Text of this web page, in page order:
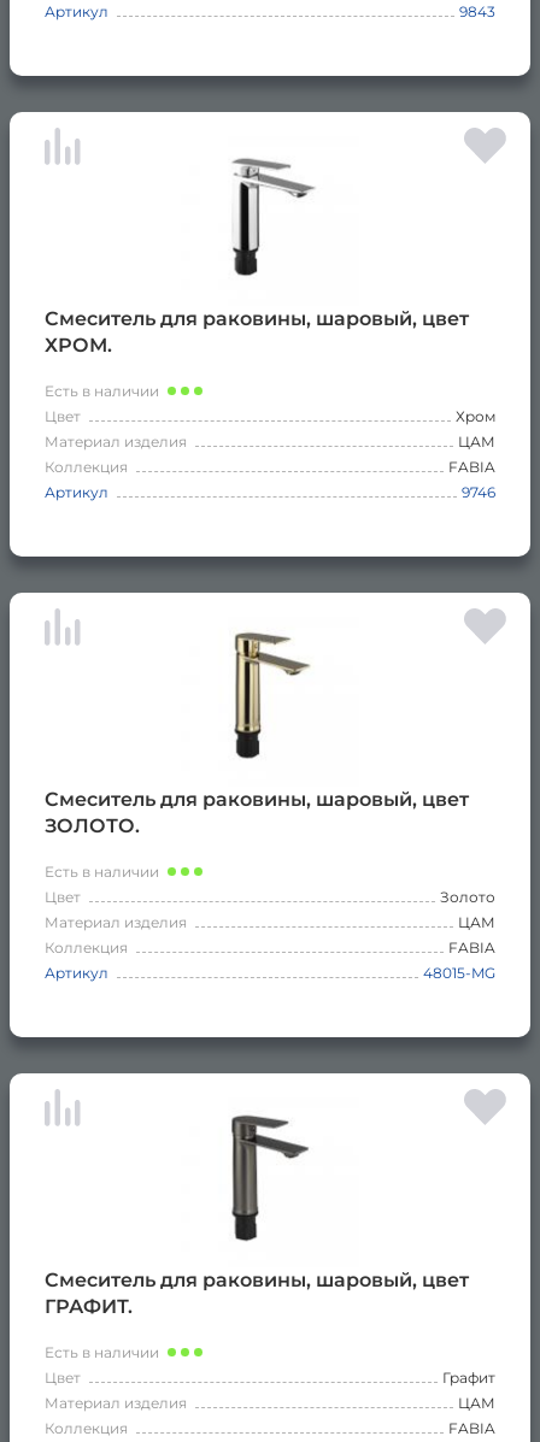
Артикул
9843
Смеситель для раковины, шаровый, цвет
ХРОМ.
Есть в наличии
Цвет
Хром
Материал изделия
ЦАМ
Коллекция
FABIA
Артикул
9746
Смеситель для раковины, шаровый, цвет
ЗОЛОТО.
Есть в наличии
Цвет
Золото
Материал изделия
ЦАМ
Коллекция
FABIA
Артикул
48015-MG
Смеситель для раковины, шаровый, цвет
ГРАФИТ.
Есть в наличии
Цвет
Графит
Материал изделия
ЦАМ
Коллекция
FABIA